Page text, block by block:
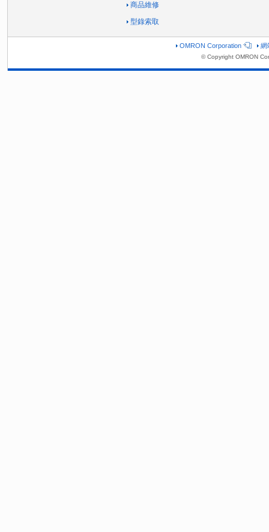
商品維修
型錄索取
OMRON Corporation 網
© Copyright OMRON